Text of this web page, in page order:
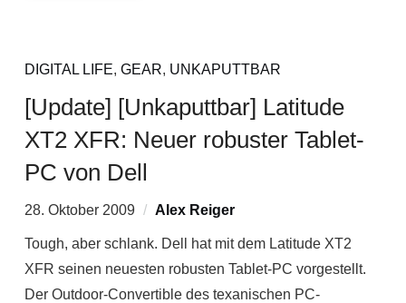
DIGITAL LIFE, GEAR, UNKAPUTTBAR
[Update] [Unkaputtbar] Latitude
XT2 XFR: Neuer robuster Tablet-
PC von Dell
28. Oktober 2009 Alex Reiger
Tough, aber schlank. Dell hat mit dem Latitude XT2
XFR seinen neuesten robusten Tablet-PC vorgestellt.
Der Outdoor-Convertible des texanischen PC-